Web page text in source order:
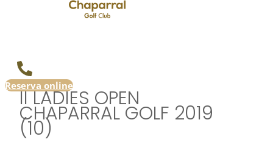
Reserva online
II LADIES OPEN
CHAPARRAL GOLF 2019
(10)